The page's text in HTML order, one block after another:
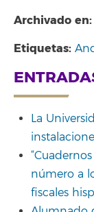
Archivado en:
Etiquetas:
La
número a
fiscales